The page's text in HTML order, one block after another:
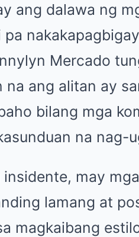
ang dalawa ng
pa
Mercado
na ang alitan ay
bilang mga
na nag-
insidente, may
lamang at
magkaibang